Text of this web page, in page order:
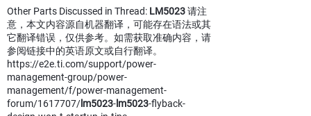
Other Parts Discussed in Thread: LM5023请注
意，本文内容源自机器翻译，可能存在语法或其
它翻译错误，仅供参考。如需获取准确内容，请
参阅链接中的英语原文或自行翻译。
https://e2e.ti.com/support/power-
management-group/power-
management/f/power-management-
forum/1617707/ lm5023- lm5023-flyback-